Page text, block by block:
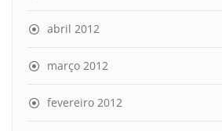
abril 2012
março 2012
fevereiro 2012